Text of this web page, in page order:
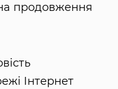
продовження
Інтернет